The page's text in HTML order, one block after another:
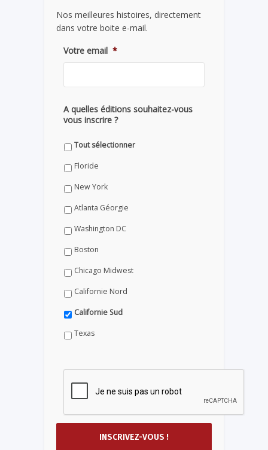
Nos meilleures histoires, directement
dans votre boite e-mail.
Votre email *
A quelles éditions souhaitez-vous
vous inscrire ?
Tout sélectionner
Floride
New York
Atlanta Géorgie
Washington DC
Boston
Chicago Midwest
Californie Nord
Californie Sud
Texas